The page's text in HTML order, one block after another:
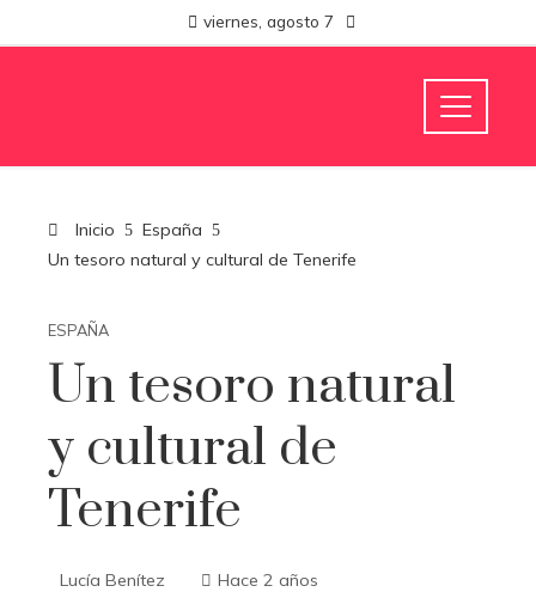
viernes, agosto 7
Inicio
España
Un tesoro natural y cultural de Tenerife
ESPAÑA
Un tesoro natural
y cultural de
Tenerife
Lucía Benítez Hace 2 años